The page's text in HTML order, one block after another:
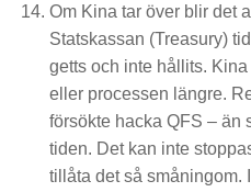
Om Kina tar över blir det
Statskassan (Treasury)
getts och inte hållits.
eller processen längre.
försökte hacka QFS – än
tiden. Det kan inte
tillåta det så småningom.